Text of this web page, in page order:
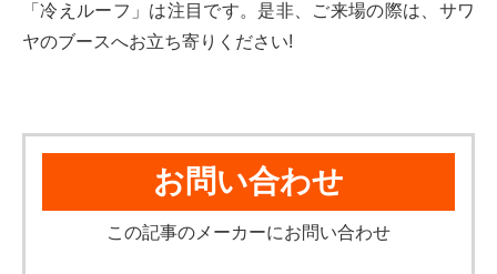
「冷えルーフ」は注目です。是非、ご来場の際は、サワ
ヤのブースへお立ち寄りください!
お問い合わせ
この記事のメーカーにお問い合わせ